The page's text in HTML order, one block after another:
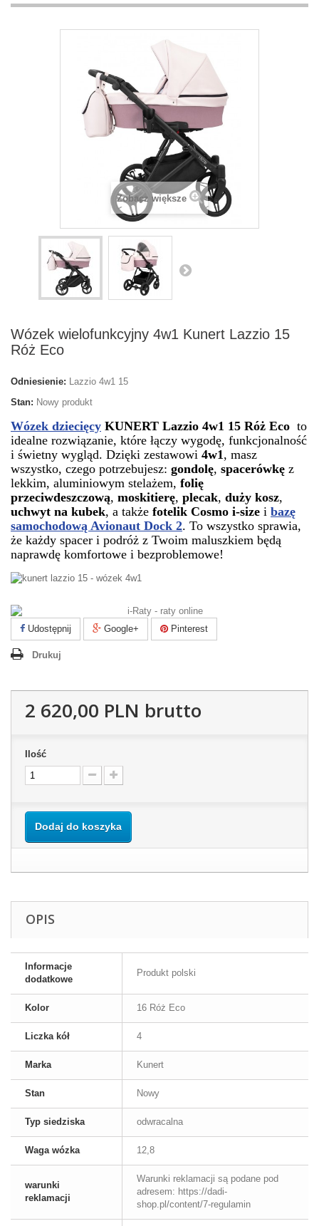
Zobacz większe
Wózek wielofunkcyjny 4w1 Kunert Lazzio 15
Róż Eco
Odniesienie: Lazzio 4w1 15
Stan: Nowy produkt
Wózek dziecięcy KUNERT Lazzio 4w1 15 Róż Eco to
idealne rozwiązanie, które łączy wygodę, funkcjonalność
i świetny wygląd. Dzięki zestawowi 4w1, masz
wszystko, czego potrzebujesz: gondolę, spacerówkę z
lekkim, aluminiowym stelażem, folię
przeciwdeszczową, moskitierę, plecak, duży kosz,
uchwyt na kubek, a także fotelik Cosmo i-size i bazę
samochodową Avionaut Dock 2. To wszystko sprawia,
że każdy spacer i podróż z Twoim maluszkiem będą
naprawdę komfortowe i bezproblemowe!
Udostępnij Google+ Pinterest
Drukuj
2 620,00 PLN brutto
Ilość
Dodaj do koszyka
OPIS
Informacje
dodatkowe
Produkt polski
Kolor 16 Róż Eco
Liczka kół 4
Marka Kunert
Stan Nowy
Typ siedziska odwracalna
Waga wózka 12,8
warunki
reklamacji
Warunki reklamacji są podane pod
adresem: https://dadi-
shop.pl/content/7-regulamin